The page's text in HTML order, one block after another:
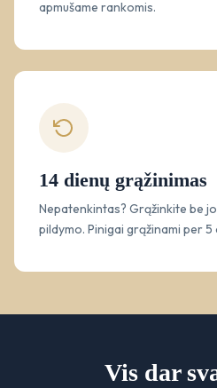
apmušame rankomis.
14 dienų grąžinimas
Nepatenkintas? Grąžinkite be
pildymo. Pinigai grąžinami per
Vis dar